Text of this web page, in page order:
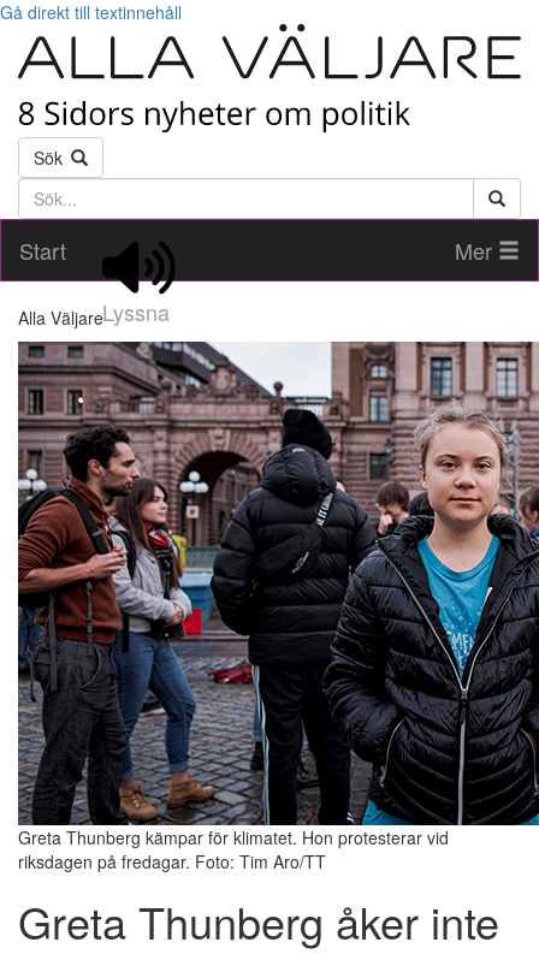
Gå direkt till textinnehåll
Sök
Söktext
Start
Lyssna
Mer
Alla Väljare
Greta Thunberg kämpar för klimatet. Hon protesterar vid
riksdagen på fredagar. Foto: Tim Aro/TT
Greta Thunberg åker inte